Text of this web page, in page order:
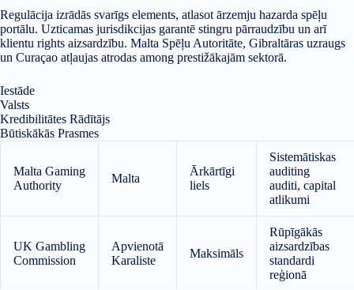
Regulācija izrādās svarīgs elements, atlasot ārzemju hazarda spēļu
portālu. Uzticamas jurisdikcijas garantē stingru pārraudzību un arī
klientu rights aizsardzību. Malta Spēļu Autoritāte, Gibraltāras uzraugs
un Curaçao atļaujas atrodas among prestižākajām sektorā.
Iestāde
Valsts
Kredibilitātes Rādītājs
Būtiskākās Prasmes
Malta Gaming
Authority
Malta
Ārkārtīgi
liels
Sistemātiskas
auditing
auditi, capital
atlikumi
UK Gambling
Commission
Apvienotā
Karaliste
Maksimāls
Rūpīgākās
aizsardzības
standardi
reģionā